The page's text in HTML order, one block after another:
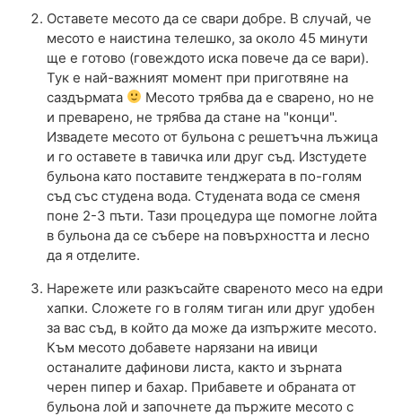
Оставете месото да се свари добре. В случай, че
месото е наистина телешко, за около 45 минути
ще е готово (говеждото иска повече да се вари).
Тук е най-важният момент при приготвяне на
саздърмата
Месото трябва да е сварено, но не
и преварено, не трябва да стане на "конци".
Извадете месото от бульона с решетъчна лъжица
и го оставете в тавичка или друг съд. Изстудете
бульона като поставите тенджерата в по-голям
съд със студена вода. Студената вода се сменя
поне 2-3 пъти. Тази процедура ще помогне лойта
в бульона да се събере на повърхността и лесно
да я отделите.
Нарежете или разкъсайте свареното месо на едри
хапки. Сложете го в голям тиган или друг удобен
за вас съд, в който да може да изпържите месото.
Към месото добавете нарязани на ивици
останалите дафинови листа, както и зърната
черен пипер и бахар. Прибавете и обраната от
бульона лой и започнете да пържите месото с